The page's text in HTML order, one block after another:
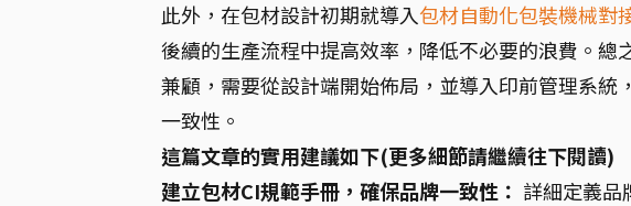
此外，在包材設計初期就導入包材自動化包裝機械對
後續的生產流程中提高效率，降低不必要的浪費。
兼顧，需要從設計端開始佈局，並導入印前管理系
一致性。
這篇文章的實用建議如下(更多細節請繼續往下閱讀)
建立包材CI規範手冊，確保品牌一致性： 詳細定義品